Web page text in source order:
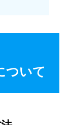
ついて